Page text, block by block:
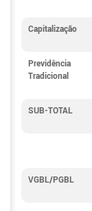
Capitalização
Previdência
Tradicional
SUB-TOTAL
VGBL/PGBL